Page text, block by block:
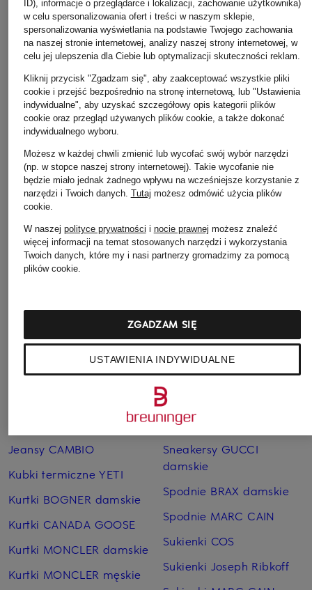
TIGER OF SWEDEN
Spodnie Marlene IRIT
MARC CAIN
Spodnie
CAMBIO
Spodnie marlena
Pozostałe kategorie
Jeansy CAMBIO
Kubki termiczne YETI
Kurtki BOGNER damskie
Kurtki CANADA GOOSE
Kurtki MONCLER damskie
Kurtki MONCLER męskie
Płaszcze puchowe Marc
O'Polo
Sneakersy GUCCI
damskie
Spodnie BRAX damskie
Spodnie MARC CAIN
Sukienki COS
Sukienki Joseph Ribkoff
ID), informacje o przeglądarce i lokalizacji, zachowanie użytkownika)
w celu spersonalizowania ofert i treści w naszym sklepie,
spersonalizowania wyświetlania na podstawie Twojego zachowania
na naszej stronie internetowej, analizy naszej strony internetowej, w
celu jej ulepszenia dla Ciebie lub optymalizacji skuteczności reklam.
Kliknij przycisk "Zgadzam się", aby zaakceptować wszystkie pliki
cookie i przejść bezpośrednio na stronę internetową, lub "Ustawienia
indywidualne", aby uzyskać szczegółowy opis kategorii plików
cookie oraz przegląd używanych plików cookie, a także dokonać
indywidualnego wyboru.
Możesz w każdej chwili zmienić lub wycofać swój wybór narzędzi
(np. w stopce naszej strony internetowej). Takie wycofanie nie
będzie miało jednak żadnego wpływu na wcześniejsze korzystanie z
narzędzi i Twoich danych. Tutaj możesz odmówić użycia plików
cookie.
W naszej polityce prywatności i nocie prawnej możesz znaleźć
więcej informacji na temat stosowanych narzędzi i wykorzystania
Twoich danych, które my i nasi partnerzy gromadzimy za pomocą
plików cookie.
USTAWIENIA INDYWIDUALNE
ZGADZAM SIĘ